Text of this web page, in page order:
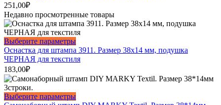
несколько
вариаций.
Опции
можно
выбрать
на
странице
товара.
251,00₽
Недавно просмотренные товары
Выберите параметрыЭтот
товар
имеет
вариаций.
можно
выбрать
Оснастка для штампа 3911. Размер 38х14 мм, подушка
ЧЕРНАЯ для текстиля
183,00₽
Выберите параметрыЭтот